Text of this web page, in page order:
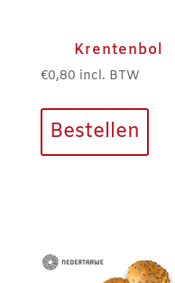
Krentenbol
€0,80 incl. BTW
Bestellen